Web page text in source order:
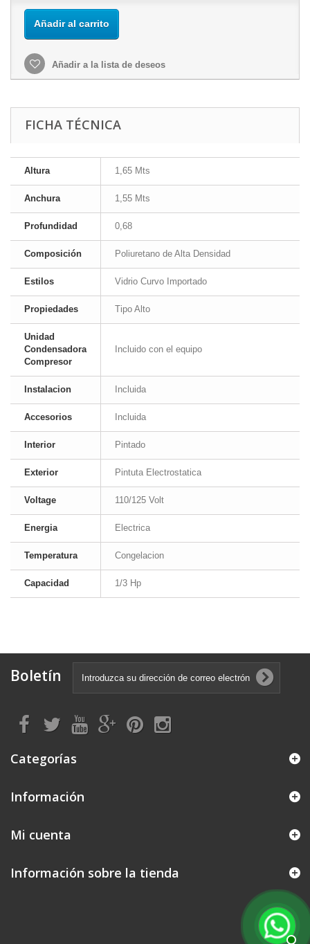
Añadir al carrito
Añadir a la lista de deseos
FICHA TÉCNICA
Altura 1,65 Mts
Anchura 1,55 Mts
Profundidad 0,68
Composición Poliuretano de Alta Densidad
Estilos Vidrio Curvo Importado
Propiedades Tipo Alto
Unidad
Condensadora
Compresor
Incluido con el equipo
Instalacion Incluida
Accesorios Incluida
Interior Pintado
Exterior Pintuta Electrostatica
Voltage 110/125 Volt
Energia Electrica
Temperatura Congelacion
Capacidad 1/3 Hp
Boletín
Categorías
Información
Mi cuenta
Información sobre la tienda